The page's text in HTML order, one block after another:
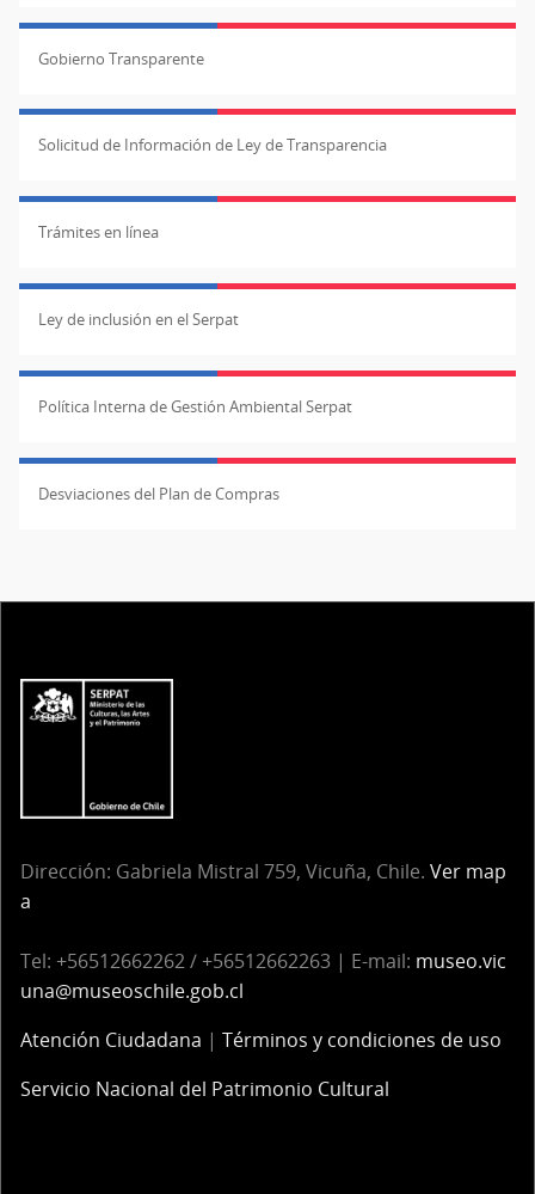
Gobierno Transparente
Solicitud de Información de Ley de Transparencia
Trámites en línea
Ley de inclusión en el Serpat
Política Interna de Gestión Ambiental Serpat
Desviaciones del Plan de Compras
Dirección: Gabriela Mistral 759, Vicuña, Chile. Ver map
a
Tel: +56512662262 / +56512662263 | E-mail: museo.vic
una@museoschile.gob.cl
Atención Ciudadana | Términos y condiciones de uso
Servicio Nacional del Patrimonio Cultural